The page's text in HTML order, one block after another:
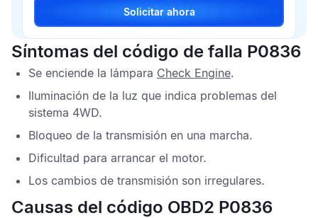
Solicitar ahora
Síntomas del código de falla P0836
Se enciende la lámpara Check Engine.
Iluminación de la luz que indica problemas del
sistema 4WD.
Bloqueo de la transmisión en una marcha.
Dificultad para arrancar el motor.
Los cambios de transmisión son irregulares.
Causas del código OBD2 P0836